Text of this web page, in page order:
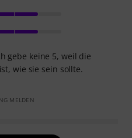
gebe keine 5, weil die
wie sie sein sollte.
MELDEN